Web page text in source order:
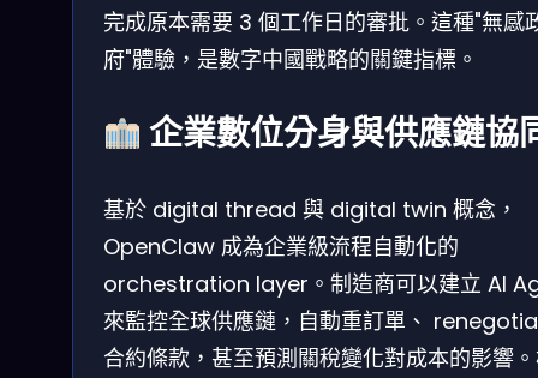
完成原本需要 3 個工作日的審批。這種"無感
府"體驗，是數字中國戰略的關鍵指標。
企業數位分身與供應鏈協
基於 digital thread 與 digital twin 概念，
OpenClaw 成為企業級流程自動化的
orchestration layer。制造商可以建立 AI
來監控全球供應鏈，自動重訂單、
合約條款，甚至預測關稅變化對成本的影響